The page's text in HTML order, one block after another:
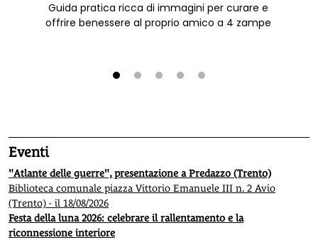
Guida pratica ricca di immagini per curare e
offrire benessere al proprio amico a 4 zampe
Eventi
"Atlante delle guerre", presentazione a Predazzo (Trento)
Biblioteca comunale piazza Vittorio Emanuele III n. 2 Avio
(Trento) - il 18/08/2026
Festa della luna 2026: celebrare il rallentamento e la
riconnessione interiore